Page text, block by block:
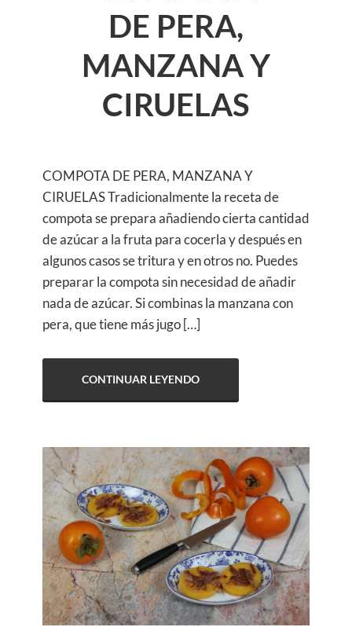
DE PERA,
MANZANA Y
CIRUELAS
COMPOTA DE PERA, MANZANA Y
CIRUELAS Tradicionalmente la receta de
compota se prepara añadiendo cierta cantidad
de azúcar a la fruta para cocerla y después en
algunos casos se tritura y en otros no. Puedes
preparar la compota sin necesidad de añadir
nada de azúcar. Si combinas la manzana con
pera, que tiene más jugo […]
CONTINUAR LEYENDO